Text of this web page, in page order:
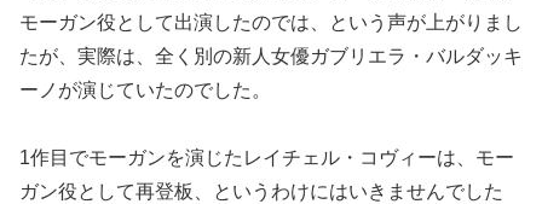
モーガン役として出演したのでは、という声が上がりまし
たが、実際は、全く別の新人女優ガブリエラ・バルダッキ
ーノが演じていたのでした。
1作目でモーガンを演じたレイチェル・コヴィーは、モー
ガン役として再登板、というわけにはいきませんでした